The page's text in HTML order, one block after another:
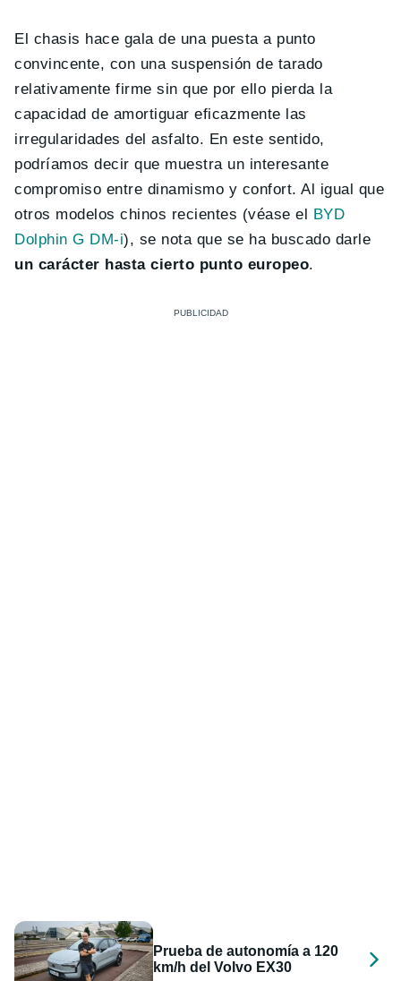
El chasis hace gala de una puesta a punto
convincente, con una suspensión de tarado
relativamente firme sin que por ello pierda la
capacidad de amortiguar eficazmente las
irregularidades del asfalto. En este sentido,
podríamos decir que muestra un interesante
compromiso entre dinamismo y confort. Al igual que
otros modelos chinos recientes (véase el BYD
Dolphin G DM-i), se nota que se ha buscado darle
un carácter hasta cierto punto europeo.
Prueba de autonomía a 120
km/h del Volvo EX30